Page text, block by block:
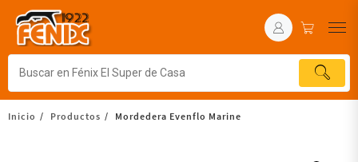
Inicio Productos Mordedera Evenflo Marine